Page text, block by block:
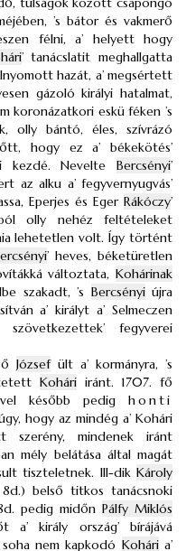
’s bátor és vakmerő
félni, a’ helyett hogy
’ tanácslatit meghallgatta
hazát, a’ megsértett
gázoló királyi hatalmat,
koronázatkori eskü féken ’s
olly bántó, éles, szívrázó
hogy ez a’ békekötés’
kezdé. Nevelte Bercsényi’
az alku a’ fegyvernyugvás’
Eperjes és Eger Rákóczy’
olly nehéz feltételeket
lehetetlen volt. Így történt
’ heves, béketüretlen
változtata, Kohárinak
szakadt, ’s Bercsényiújra
a’ királyt a’ Selmeczen
fegyverei
Józsefült a’ kormányra, ’s
Koháriiránt. 1707. fő
később pedig honti
hogy az mindég a’ Kohári
szerény, mindenek iránt
mély belátása által magát
tiszteletnek. III-dik Károly
belső titkos tanácsnoki
pedig midőn Pálfy Miklós
a’ király ország’ bírájává
nem kapkodó Kohária’